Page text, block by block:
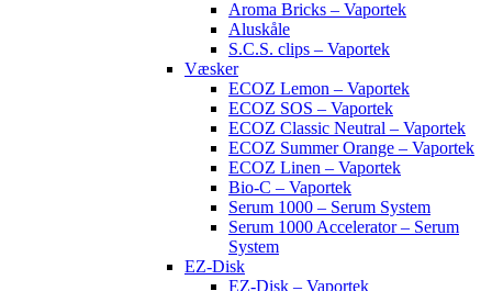
Aroma Bricks – Vaportek
Aluskåle
S.C.S. clips – Vaportek
Væsker
ECOZ Lemon – Vaportek
ECOZ SOS – Vaportek
ECOZ Classic Neutral – Vaportek
ECOZ Summer Orange – Vaportek
ECOZ Linen – Vaportek
Bio-C – Vaportek
Serum 1000 – Serum System
Serum 1000 Accelerator – Serum
System
EZ-Disk
EZ-Disk – Vaportek